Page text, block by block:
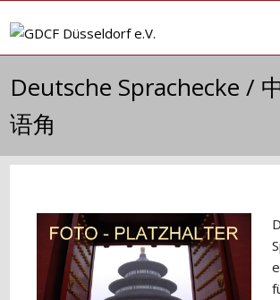
Inhalt
Deutsche Sprachecke /
语角